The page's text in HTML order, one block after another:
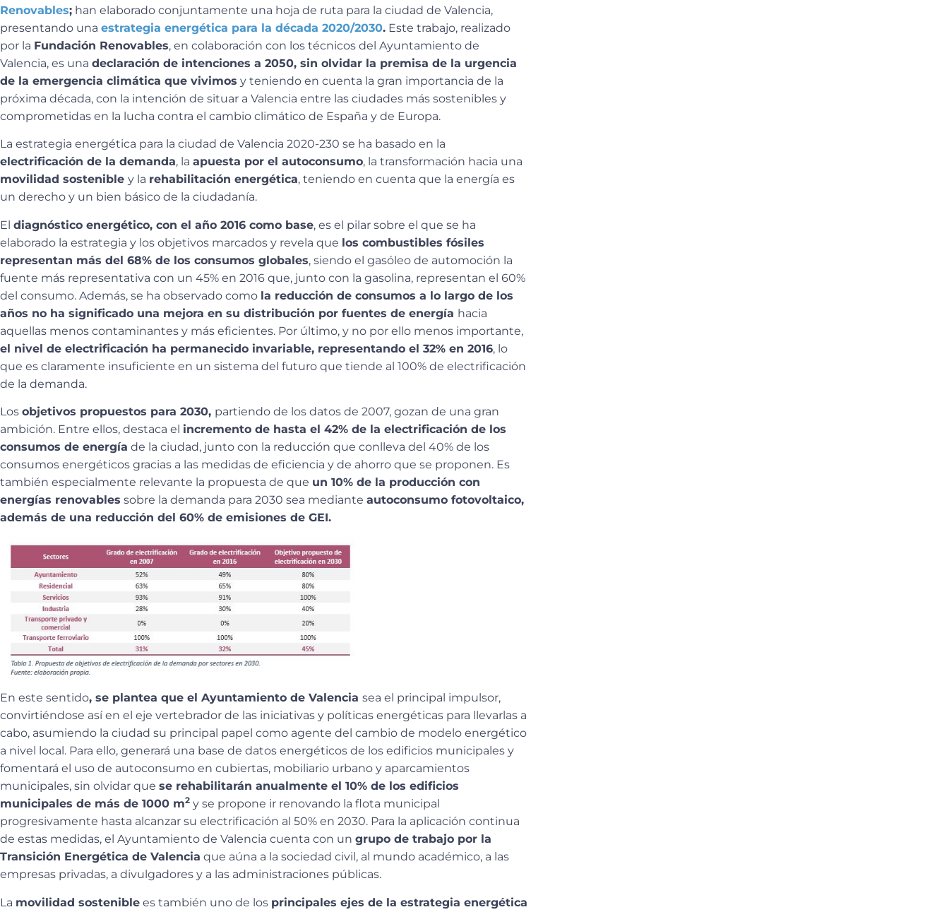
Renovables; han elaborado conjuntamente una hoja de ruta para la ciudad de Valencia,
presentando una estrategia energética para la década 2020/2030. Este trabajo, realizado
por la Fundación Renovables, en colaboración con los técnicos del Ayuntamiento de
Valencia, es una declaración de intenciones a 2050, sin olvidar la premisa de la urgencia
de la emergencia climática que vivimos y teniendo en cuenta la gran importancia de la
próxima década, con la intención de situar a Valencia entre las ciudades más sostenibles y
comprometidas en la lucha contra el cambio climático de España y de Europa.
La estrategia energética para la ciudad de Valencia 2020-230 se ha basado en la
electrificación de la demanda, la apuesta por el autoconsumo, la transformación hacia una
movilidad sostenible y la rehabilitación energética, teniendo en cuenta que la energía es
un derecho y un bien básico de la ciudadanía.
El diagnóstico energético, con el año 2016 como base, es el pilar sobre el que se ha
elaborado la estrategia y los objetivos marcados y revela que los combustibles fósiles
representan más del 68% de los consumos globales, siendo el gasóleo de automoción la
fuente más representativa con un 45% en 2016 que, junto con la gasolina, representan el 60%
del consumo. Además, se ha observado como la reducción de consumos a lo largo de los
años no ha significado una mejora en su distribución por fuentes de energía hacia
aquellas menos contaminantes y más eficientes. Por último, y no por ello menos importante,
el nivel de electrificación ha permanecido invariable, representando el 32% en 2016, lo
que es claramente insuficiente en un sistema del futuro que tiende al 100% de electrificación
de la demanda.
Los objetivos propuestos para 2030, partiendo de los datos de 2007, gozan de una gran
ambición. Entre ellos, destaca el incremento de hasta el 42% de la electrificación de los
consumos de energía de la ciudad, junto con la reducción que conlleva del 40% de los
consumos energéticos gracias a las medidas de eficiencia y de ahorro que se proponen. Es
también especialmente relevante la propuesta de que un 10% de la producción con
energías renovables sobre la demanda para 2030 sea mediante autoconsumo fotovoltaico,
además de una reducción del 60% de emisiones de GEI.
En este sentido, se plantea que el Ayuntamiento de Valencia sea el principal impulsor,
convirtiéndose así en el eje vertebrador de las iniciativas y políticas energéticas para llevarlas a
cabo, asumiendo la ciudad su principal papel como agente del cambio de modelo energético
a nivel local. Para ello, generará una base de datos energéticos de los edificios municipales y
fomentará el uso de autoconsumo en cubiertas, mobiliario urbano y aparcamientos
municipales, sin olvidar que se rehabilitarán anualmente el 10% de los edificios
municipales de más de 1000 m2 y se propone ir renovando la flota municipal
progresivamente hasta alcanzar su electrificación al 50% en 2030. Para la aplicación continua
de estas medidas, el Ayuntamiento de Valencia cuenta con un grupo de trabajo por la
Transición Energética de Valencia que aúna a la sociedad civil, al mundo académico, a las
empresas privadas, a divulgadores y a las administraciones públicas.
La movilidad sostenible es también uno de los principales ejes de la estrategia energética